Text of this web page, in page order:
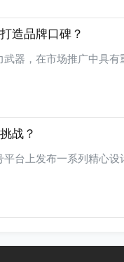
造品牌口碑？
器，在市场推广中具
战？
台上发布一系列精心